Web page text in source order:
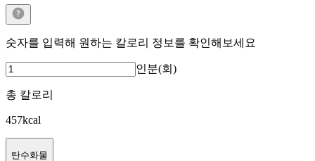
숫자를 입력해 원하는 칼로리 정보를 확인해보세요
인분(회)
총 칼로리
457kcal
탄수화물